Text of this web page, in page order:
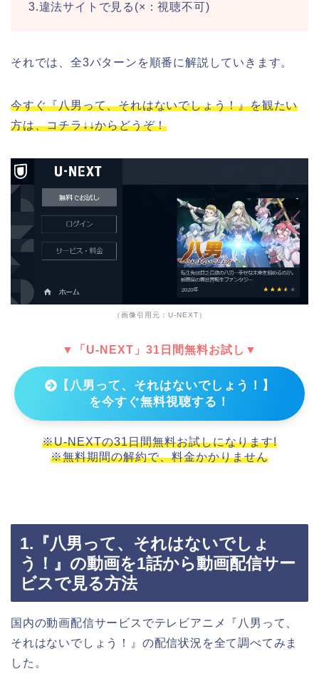
3.違法サイトで見る(×：視聴不可)
それでは、全3パターンを順番に解説していきます。
今すぐ『八男って、それはないでしょう！』を観たい
方は、コチラ↓↓からどうぞ！
（画像引用元：U-NEXT）
▼「U-NEXT」31日間無料お試し▼
【八男って、それはないでしょう！】
を今すぐ無料視聴する！
※U-NEXTの31日間無料お試しになります!
※無料期間の解約で、料金かかりません
1.『八男って、それはないでしょ
う！』の動画を1話から動画配信サー
ビスで見る方法
国内の動画配信サービスでテレビアニメ『八男って、
それはないでしょう！』の配信状況を全て調べてみま
した。